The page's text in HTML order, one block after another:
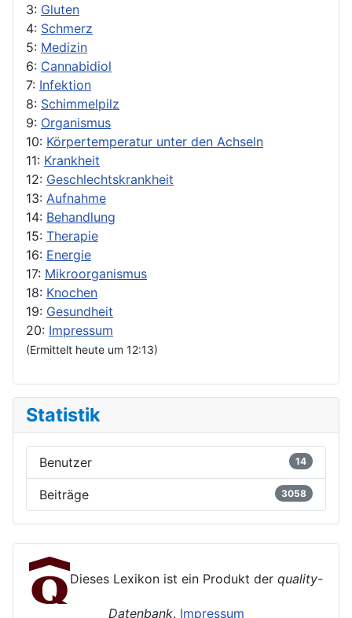
3: Gluten
4: Schmerz
5: Medizin
6: Cannabidiol
7: Infektion
8: Schimmelpilz
9: Organismus
10: Körpertemperatur unter den Achseln
11: Krankheit
12: Geschlechtskrankheit
13: Aufnahme
14: Behandlung
15: Therapie
16: Energie
17: Mikroorganismus
18: Knochen
19: Gesundheit
20: Impressum
(Ermittelt heute um 12:13)
Statistik
Benutzer 14
Beiträge 3058
Dieses Lexikon ist ein Produkt der quality-
Datenbank. Impressum